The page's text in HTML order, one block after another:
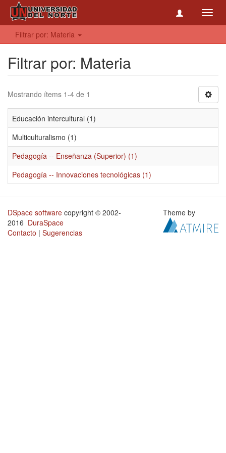
Filtrar por: Materia
Filtrar por: Materia
Mostrando ítems 1-4 de 1
Educación intercultural (1)
Multiculturalismo (1)
Pedagogía -- Enseñanza (Superior) (1)
Pedagogía -- Innovaciones tecnológicas (1)
DSpace software copyright © 2002-
2016 DuraSpace
Contacto | Sugerencias
Theme by